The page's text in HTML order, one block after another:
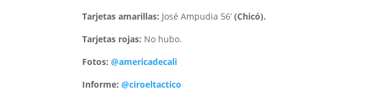
Tarjetas amarillas: José Ampudia 56’(Chicó).
Tarjetas rojas: No hubo.
Fotos:@americadecali
Informe:@ciroeltactico